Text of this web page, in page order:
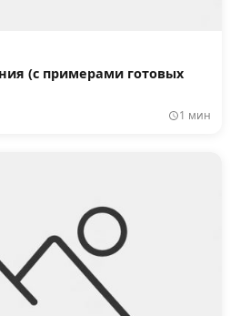
(с примерами готовых
1 мин